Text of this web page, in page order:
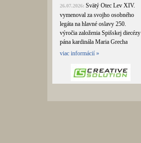
26.07.2026: Svätý Otec Lev XIV.
vymenoval za svojho osobného
legáta na hlavné oslavy 250.
výročia založenia Spišskej diecézy
pána kardinála Maria Grecha
viac informácií »